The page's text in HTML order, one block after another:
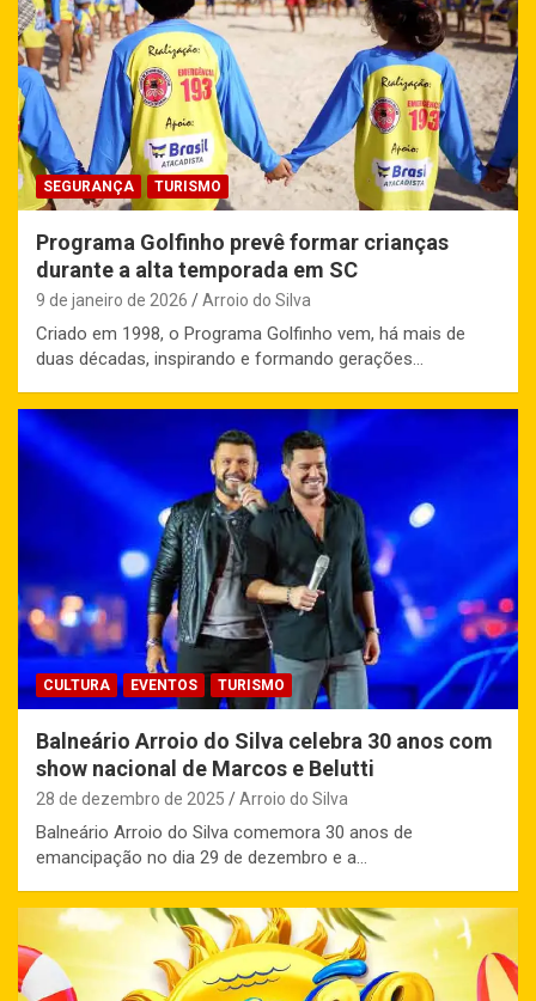
SEGURANÇA TURISMO
Programa Golfinho prevê formar crianças
durante a alta temporada em SC
9 de janeiro de 2026 Arroio do Silva
Criado em 1998, o Programa Golfinho vem, há mais de
duas décadas, inspirando e formando gerações…
CULTURA EVENTOS TURISMO
Balneário Arroio do Silva celebra 30 anos com
show nacional de Marcos e Belutti
28 de dezembro de 2025 Arroio do Silva
Balneário Arroio do Silva comemora 30 anos de
emancipação no dia 29 de dezembro e a…